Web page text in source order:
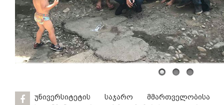
უნივერსიტეტის საჯარო